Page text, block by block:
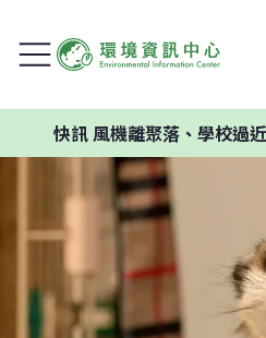
風機離聚落、學校過近 彰化福